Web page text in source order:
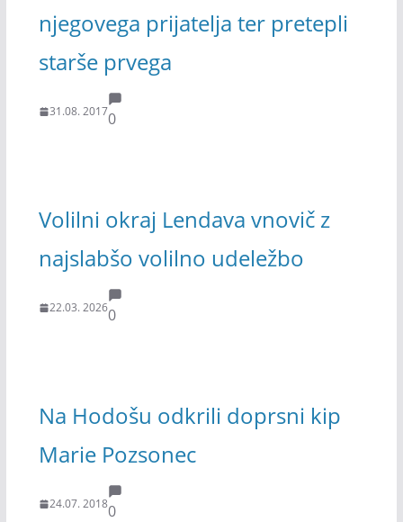
njegovega prijatelja ter pretepli
starše prvega
31.08. 20170
Volilni okraj Lendava vnovič z
najslabšo volilno udeležbo
22.03. 20260
Na Hodošu odkrili doprsni kip
Marie Pozsonec
24.07. 20180